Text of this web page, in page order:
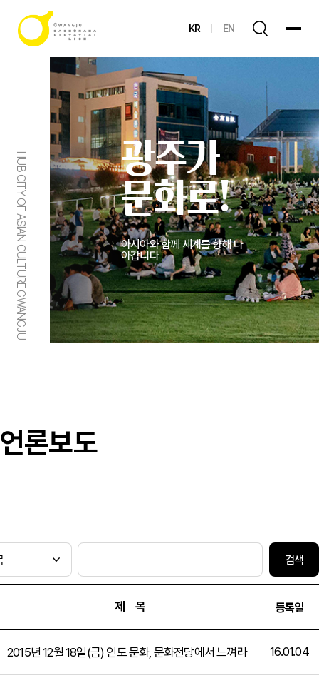
KR EN
HUB CITY OF ASIAN CULTURE GWANGJU
광주가
문화로!
아시아와 함께 세계를 향해 나
아갑니다
언론보도
제 목 등록일
2015년 12월 18일(금) 인도 문화, 문화전당에서 느껴라 16.01.04
검색